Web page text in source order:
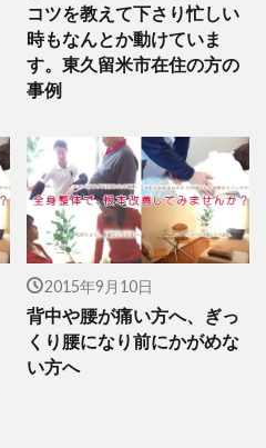
コツを教えて下さり忙しい
時もなんとか動けていま
す。東久留米市在住の方の
事例
2015年9月10日
背中や腰が痛い方へ、ぎっ
くり腰になり前にかがめな
い方へ